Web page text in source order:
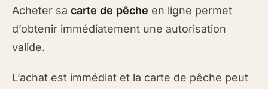
Acheter sa carte de pêche en ligne permet
d’obtenir immédiatement une autorisation
valide.
L’achat est immédiat et la carte de pêche peut